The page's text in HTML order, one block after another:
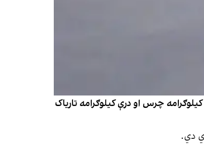
ازبکستاني چارواکو اعلان کړی چې له افغانستان څخه یې دغه هېواد ته د نږدې ۶۰۰ کیلوګرامه نشه‌يي توکو د قاچاق هڅه شنډه کړې ده. دغه ۵۹۳ کیلوګرامه چرس او درې کیلوګرامه تاریاک